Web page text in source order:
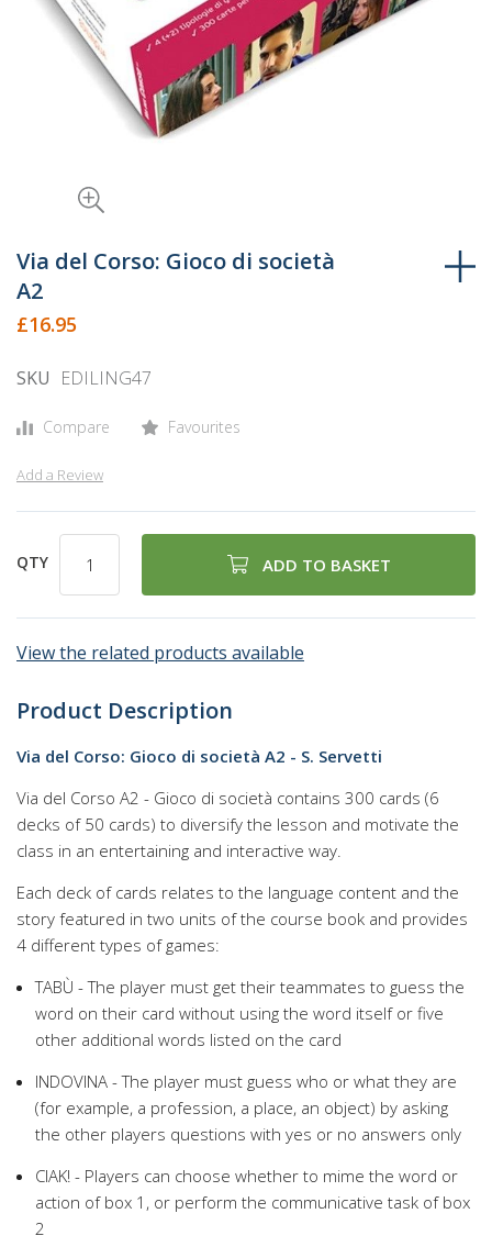
to
the
beginning
of
images
Via del Corso: Gioco di società
A2
£16.95
SKU EDILING47
Compare Favourites
Add a Review
QTY ADD TO BASKET
View the related products available
Product Description
Via del Corso: Gioco di società A2 - S. Servetti
Via del Corso A2 - Gioco di società contains 300 cards (6
decks of 50 cards) to diversify the lesson and motivate the
class in an entertaining and interactive way.
Each deck of cards relates to the language content and the
story featured in two units of the course book and provides
4 different types of games:
TABÙ - The player must get their teammates to guess the
word on their card without using the word itself or five
other additional words listed on the card
INDOVINA - The player must guess who or what they are
(for example, a profession, a place, an object) by asking
the other players questions with yes or no answers only
CIAK! - Players can choose whether to mime the word or
action of box 1, or perform the communicative task of box
2